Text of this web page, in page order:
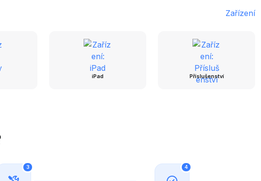
Zařízení
iPad Příslušenství
3 4